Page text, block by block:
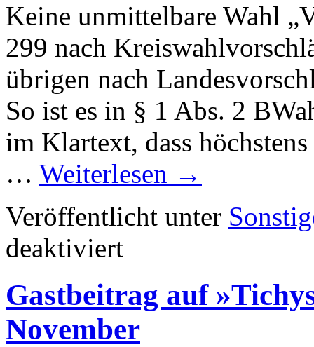
Keine unmittelbare Wahl
299 nach
übrigen nach
So ist es in § 1 Abs. 2
im Klartext, dass
… Weiterlesen →
Veröffentlicht unter
deaktiviert
Gastbeitrag auf
November